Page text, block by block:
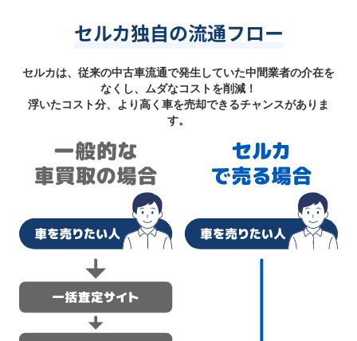
セルカ独自の流通フロー
セルカは、従来の中古車流通で発生していた中間業者の介在を
なくし、ムダなコストを削減！
浮いたコスト分、より高く車を売却できるチャンスがありま
す。